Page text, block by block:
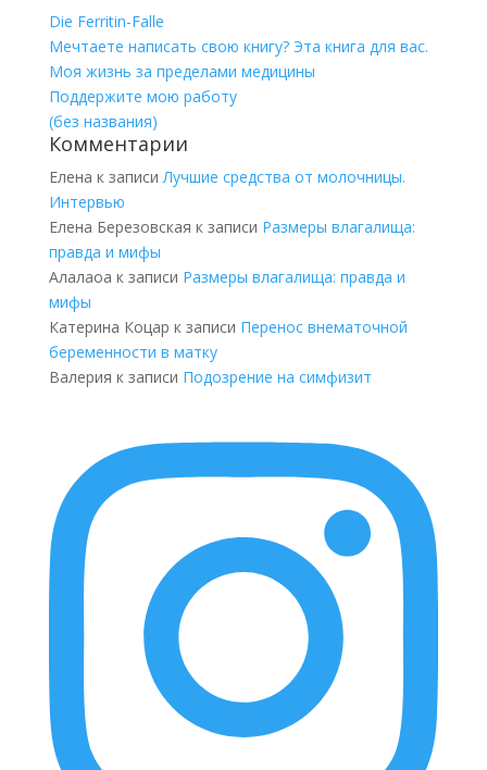
Die Ferritin-Falle
Мечтаете написать свою книгу? Эта книга для вас.
Моя жизнь за пределами медицины
Поддержите мою работу
(без названия)
Комментарии
Елена к записиЛучшие средства от молочницы.
Интервью
Елена Березовская к записи Размеры влагалища:
правда и мифы
Алалаоа к записи Размеры влагалища: правда и
мифы
Катерина Коцар к записи Перенос внематочной
беременности в матку
Валерия к записи Подозрение на симфизит